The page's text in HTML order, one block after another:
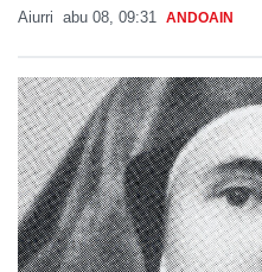
Aiurri abu 08, 09:31 ANDOAIN